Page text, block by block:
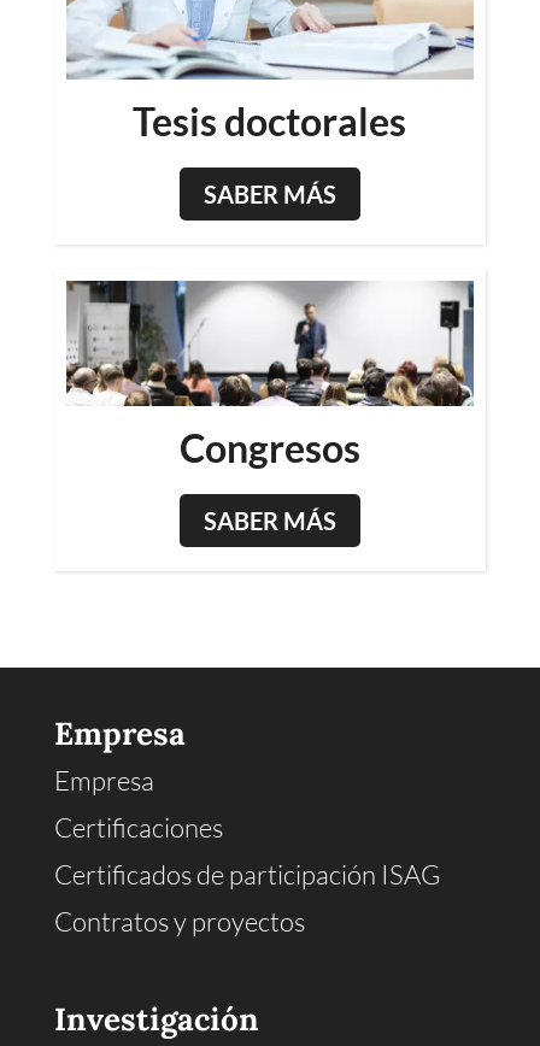
Tesis doctorales
SABER MÁS
Congresos
SABER MÁS
Empresa
Empresa
Certificaciones
Certificados de participación ISAG
Contratos y proyectos
Investigación